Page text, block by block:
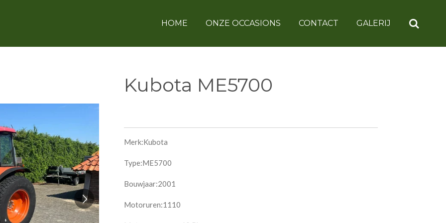
HOME ONZE OCCASIONS CONTACT GALERIJ
Kubota ME5700
Merk:Kubota
Type:ME5700
Bouwjaar:2001
Motoruren:1110